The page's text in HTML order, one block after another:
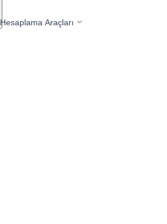
Hesaplama Araçları